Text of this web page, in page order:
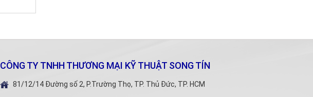
CÔNG TY TNHH THƯƠNG MẠI KỸ THUẬT SONG TÍN
81/12/14 Đường số 2, P.Trường Thọ, TP. Thủ Đức, TP. HCM